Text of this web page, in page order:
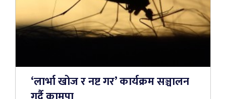
‘लार्भा खोज र नष्ट गर’ कार्यक्रम सञ्चालन